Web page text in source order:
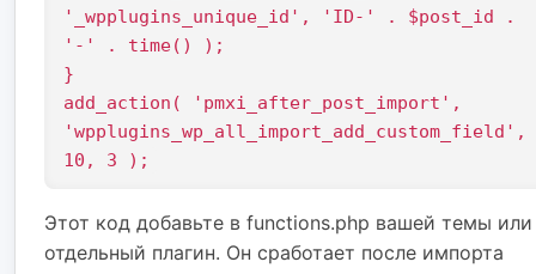
'_wpplugins_unique_id', 'ID-' . $post_id .
'-' . time() );
}
add_action( 'pmxi_after_post_import',
'wpplugins_wp_all_import_add_custom_field',
Этот код добавьте в functions.php вашей темы или
отдельный плагин. Он сработает после импорта